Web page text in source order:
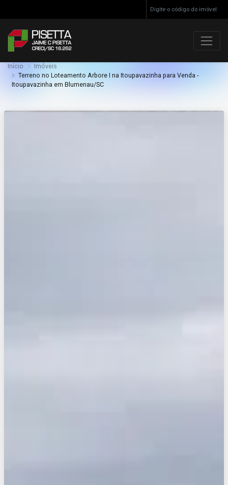
Início
Imóveis
Terreno no Loteamento Arbore I na Itoupavazinha para Venda -
Itoupavazinha em Blumenau/SC